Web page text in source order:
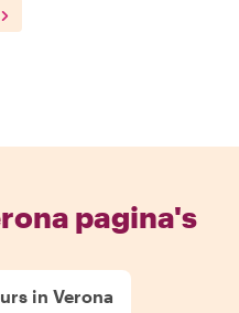
pagina's
in Verona